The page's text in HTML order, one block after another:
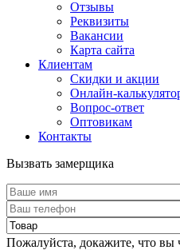
Отзывы
Реквизиты
Вакансии
Карта сайта
Клиентам
Скидки и акции
Онлайн-
Вопрос-ответ
Оптовикам
Контакты
Вызвать замерщика
Пожалуйста, докажите, что вы